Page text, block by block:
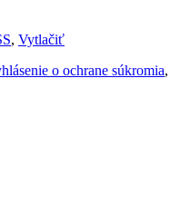
, Vytlačiť
o ochrane súkromia,